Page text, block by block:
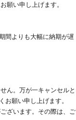
願い申し上げます。
間よりも大幅に納期が遅
ん。万が一キャンセルと
願い申し上げます。
ざいます。その際は、ご